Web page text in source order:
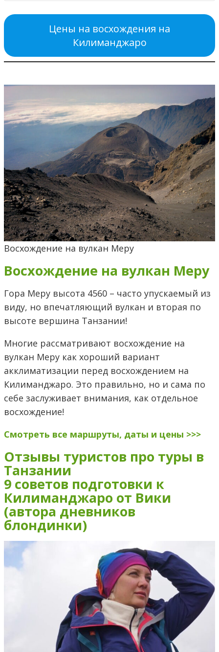
Цены на восхождения на
Килиманджаро
Восхождение на вулкан Меру
Восхождение на вулкан Меру
Гора Меру высота 4560 – часто упускаемый из
виду, но впечатляющий вулкан и вторая по
высоте вершина Танзании!
Многие рассматривают восхождение на
вулкан Меру как хороший вариант
акклиматизации перед восхождением на
Килиманджаро. Это правильно, но и сама по
себе заслуживает внимания, как отдельное
восхождение!
Смотреть все маршруты, даты и цены >>>
Отзывы туристов про туры в
Танзании
9 советов подготовки к
Килиманджаро от Вики
(автора дневников
блондинки)